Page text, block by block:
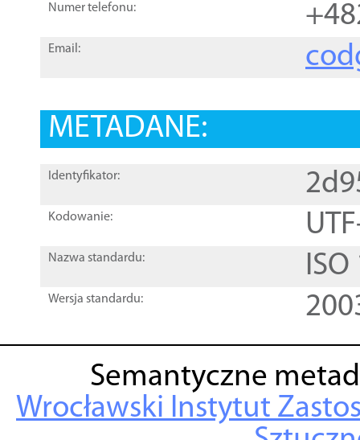
Numer telefonu:
Email:
METADANE:
Identyfikator:
Kodowanie:
Nazwa standardu:
Wersja standardu:
Semantyczne
Wrocławski Instytut